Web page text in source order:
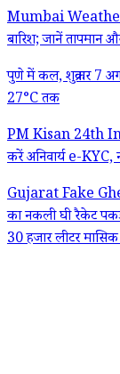
Mumbai
बारिश; जानें तापमान
पुणे में कल, शुक्रवार 7
27°C तक
PM Kisan 24th
करें अनिवार्य e-
Gujarat Fake
का नकली घी रैकेट
30 हजार लीटर